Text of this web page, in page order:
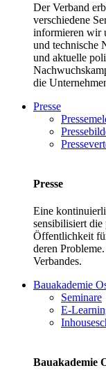
Der Verband
verschiedene
informieren wir
und technische
und aktuelle
die
Presse
Presse
Eine
sensibilisiert die
Öffentlichkeit
deren
Verbandes.
Bauakademie
Seminare
E-
Bauakademie